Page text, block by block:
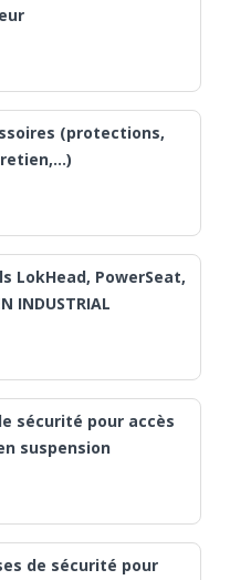
(protections,
LokHead, PowerSeat,
INDUSTRIAL
sécurité pour accès
suspension
de sécurité pour